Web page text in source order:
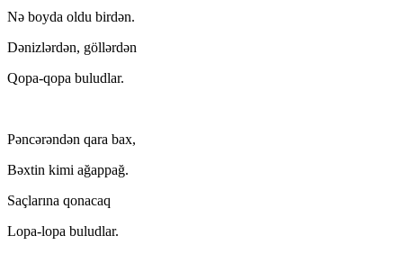
Nə boyda oldu birdən.
Dənizlərdən, göllərdən
Qopa-qopa buludlar.
Pəncərəndən qara bax,
Bəxtin kimi ağappağ.
Saçlarına qonacaq
Lopa-lopa buludlar.